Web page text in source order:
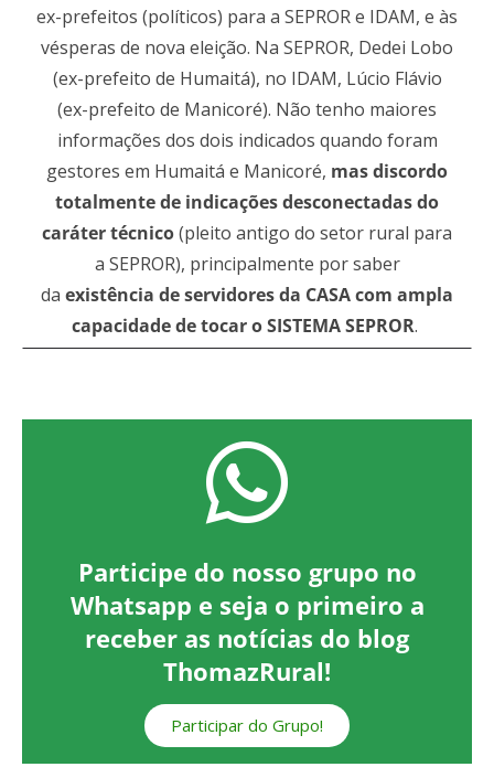
ex-prefeitos (políticos) para a SEPROR e IDAM, e às
vésperas de nova eleição. Na SEPROR, Dedei Lobo
(ex-prefeito de Humaitá), no IDAM, Lúcio Flávio
(ex-prefeito de Manicoré). Não tenho maiores
informações dos dois indicados quando foram
gestores em Humaitá e Manicoré, mas discordo
totalmente de indicações desconectadas do
caráter técnico(pleito antigo do setor rural para
a SEPROR), principalmente por saber
da existência de servidores da CASA com ampla
capacidade de tocar o SISTEMA SEPROR.
Participe do nosso grupo no
Whatsapp e seja o primeiro a
receber as notícias do blog
ThomazRural!
Participar do Grupo!